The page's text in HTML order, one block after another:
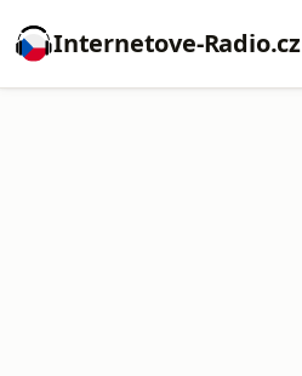
Internetove-Radio.cz